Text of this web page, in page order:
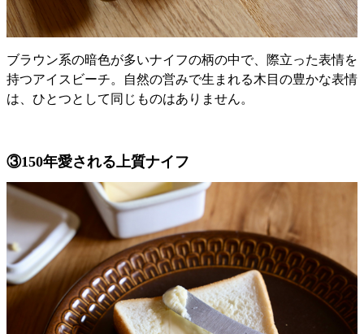
ブラウン系の暗色が多いナイフの柄の中で、際立った表情を
持つアイスビーチ。自然の営みで生まれる木目の豊かな表情
は、ひとつとして同じものはありません。
③150年愛される上質ナイフ